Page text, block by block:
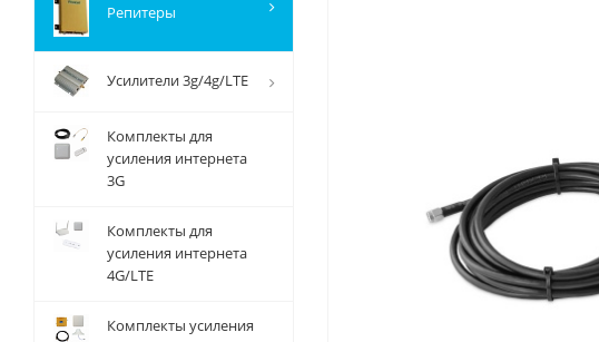
Репитеры
Усилители 3g/4g/LTE
Комплекты для
усиления интернета
3G
Комплекты для
усиления интернета
4G/LTE
Комплекты усиления